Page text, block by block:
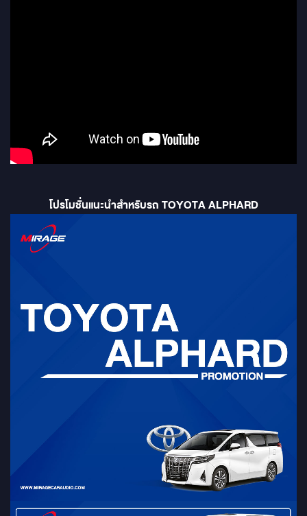
โปรโมชั่นแนะนำสำหรับรถ TOYOTA ALPHARD